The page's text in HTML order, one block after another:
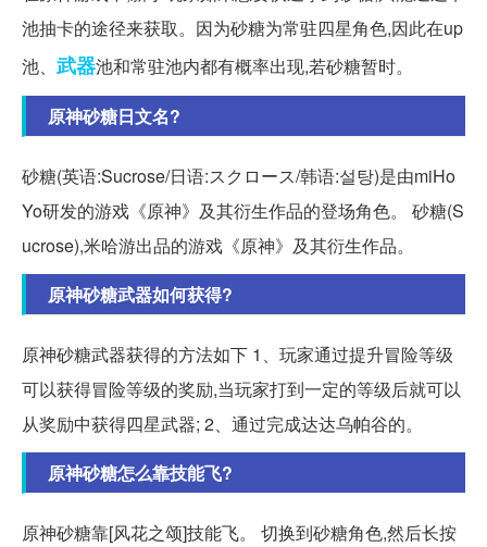
池抽卡的途径来获取。因为砂糖为常驻四星角色,因此在up
池、 武器池和常驻池内都有概率出现,若砂糖暂时。
原神砂糖日文名?
砂糖(英语:Sucrose/日语:スクロース/韩语:설탕)是由miHo
Yo研发的游戏《原神》及其衍生作品的登场角色。 砂糖(S
ucrose),米哈游出品的游戏《原神》及其衍生作品。
原神砂糖武器如何获得?
原神砂糖武器获得的方法如下 1、玩家通过提升冒险等级
可以获得冒险等级的奖励,当玩家打到一定的等级后就可以
从奖励中获得四星武器; 2、通过完成达达乌帕谷的。
原神砂糖怎么靠技能飞?
原神砂糖靠[风花之颂]技能飞。 切换到砂糖角色,然后长按